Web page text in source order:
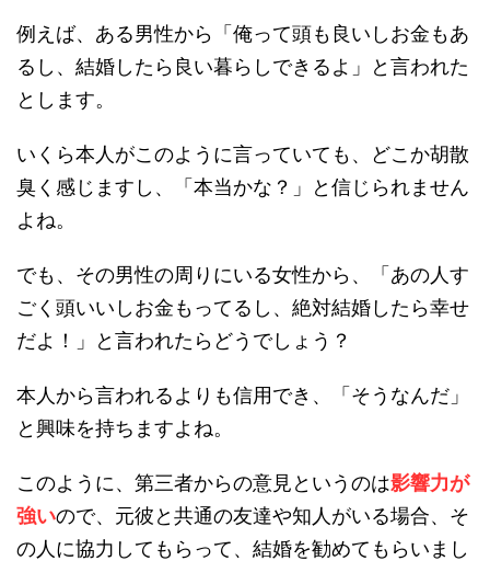
例えば、ある男性から「俺って頭も良いしお金もあ
るし、結婚したら良い暮らしできるよ」と言われた
とします。
いくら本人がこのように言っていても、どこか胡散
臭く感じますし、「本当かな？」と信じられません
よね。
でも、その男性の周りにいる女性から、「あの人す
ごく頭いいしお金もってるし、絶対結婚したら幸せ
だよ！」と言われたらどうでしょう？
本人から言われるよりも信用でき、「そうなんだ」
と興味を持ちますよね。
このように、第三者からの意見というのは影響力が
強いので、元彼と共通の友達や知人がいる場合、そ
の人に協力してもらって、結婚を勧めてもらいまし